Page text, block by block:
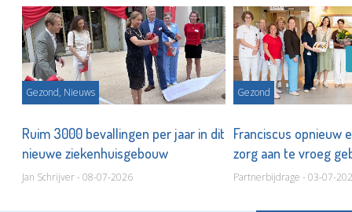
Gezond, Nieuws
Ruim 3000 bevallingen per jaar in dit
nieuwe ziekenhuisgebouw
Jan Schrijver - 08-07-2026
Gezond
Franciscus opnieuw
zorg aan te vroeg
Partnerbijdrage - 03-07-